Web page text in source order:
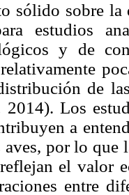
sólido sobre la
estudios
y de
de
2014). Los
a
por lo que
el valor
entre